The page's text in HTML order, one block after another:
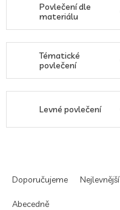
Povlečení dle
materiálu
Tématické
povlečení
Levné povlečení
aDoporučujeme Nejlevnější
Abecedně